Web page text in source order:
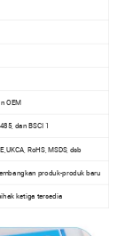
OEM
dan BSCI 1
RoHS, MSDS, dsb
produk-produk baru
ketiga tersedia